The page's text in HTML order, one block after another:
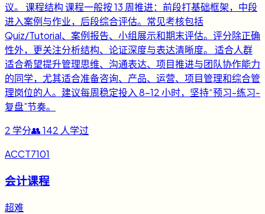
议。 课程结构 课程一般按 13 周推进：前段打基础框架，中段
进入案例与作业，后段综合评估。常见考核包括
Quiz/Tutorial、案例报告、小组展示和期末评估。评分除正确
性外，更关注分析结构、论证深度与表达清晰度。 适合人群
适合希望提升管理思维、沟通表达、项目推进与团队协作能力
的同学，尤其适合准备咨询、产品、运营、项目管理和综合管
理岗位的人。建议每周稳定投入 8-12 小时，坚持“预习-练习-
复盘”节奏。
2 学分👥142 人学过
ACCT7101
会计课程
超难